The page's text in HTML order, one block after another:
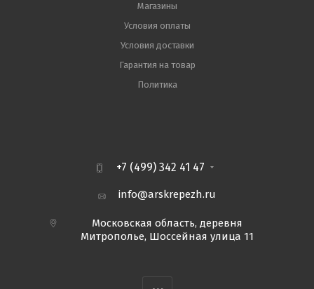
Магазины
Условия оплаты
Условия доставки
Гарантия на товар
Политика
+7 (499) 342 41 47
info@arskrepezh.ru
Московская область, деревня
Митрополье, Шоссейная улица 11